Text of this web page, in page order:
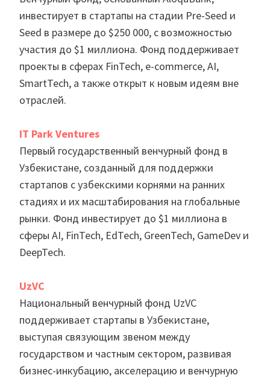
инвестирует в стартапы на стадии Pre-Seed и
Seed в размере до $250 000, с возможностью
участия до $1 миллиона. Фонд поддерживает
проекты в сферах FinTech, e-commerce, AI,
SmartTech, а также открыт к новым идеям вне
отраслей.
IT Park Ventures
Первый государственный венчурный фонд в
Узбекистане, созданный для поддержки
стартапов с узбекскими корнями на ранних
стадиях и их масштабирования на глобальные
рынки. Фонд инвестирует до $1 миллиона в
сферы AI, FinTech, EdTech, GreenTech, GameDev и
DeepTech.
UzVC
Национальный венчурный фонд UzVC
поддерживает стартапы в Узбекистане,
выступая связующим звеном между
государством и частным сектором, развивая
бизнес-инкубацию, акселерацию и венчурную